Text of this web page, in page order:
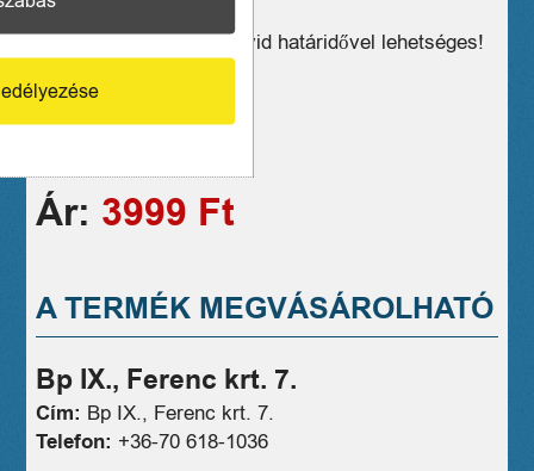
Kiszállítás, postázás rövid határidővel lehetséges!
1 hónap jótállás
06706181036
Ár: 3999 Ft
A TERMÉK MEGVÁSÁROLHATÓ
Bp IX., Ferenc krt. 7.
Cím: Bp IX., Ferenc krt. 7.
Telefon: +36-70 618-1036